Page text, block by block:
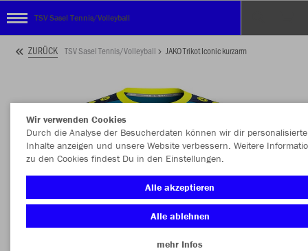
TSV Sasel Tennis/Volleyball
ZURÜCK TSV Sasel Tennis/Volleyball JAKO Trikot Iconic kurzarm
Wir verwenden Cookies
Durch die Analyse der Besucherdaten können wir dir personalisierte
Inhalte anzeigen und unsere Website verbessern. Weitere
zu den Cookies findest Du in den Einstellungen.
Alle akzeptieren
Alle ablehnen
mehr Infos